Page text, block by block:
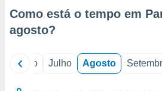
1199
Como está o tempo em
agosto?
Junho Julho Agosto